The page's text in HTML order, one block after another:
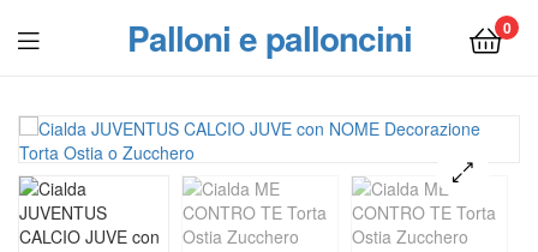
Palloni e palloncini 0
Menu